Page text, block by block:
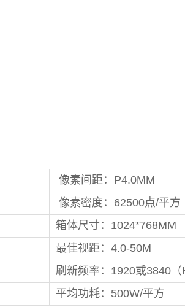
像素间距：P4.0MM
像素密度：62500点/平方
箱体尺寸：1024*768MM
最佳视距：4.0-50M
刷新频率：1920或3840（
平均功耗：500W/平方